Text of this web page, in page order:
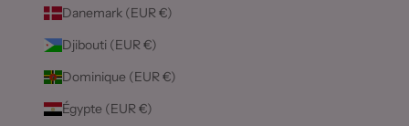
Danemark (EUR €)
Djibouti (EUR €)
Dominique (EUR €)
Égypte (EUR €)